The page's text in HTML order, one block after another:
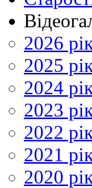
2026
2025
2024
2023
2022
2021
2020